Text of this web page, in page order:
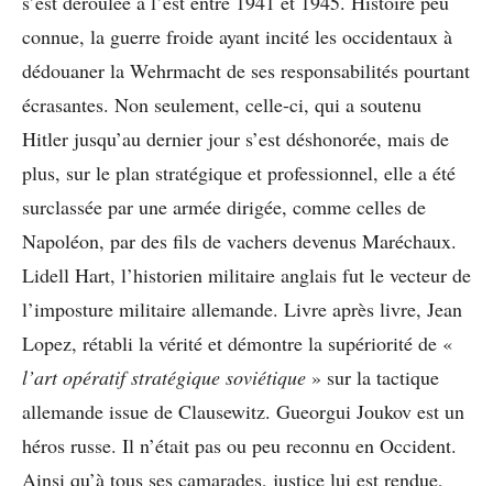
connue, la guerre froide ayant incité les occidentaux à
dédouaner la Wehrmacht de ses responsabilités pourtant
écrasantes. Non seulement, celle-ci, qui a soutenu
Hitler jusqu’au dernier jour s’est déshonorée, mais de
plus, sur le plan stratégique et professionnel, elle a été
surclassée par une armée dirigée, comme celles de
Napoléon, par des fils de vachers devenus Maréchaux.
Lidell Hart, l’historien militaire anglais fut le vecteur de
l’imposture militaire allemande. Livre après livre, Jean
Lopez, rétabli la vérité et démontre la supériorité de «
l’art opératif stratégique soviétique » sur la tactique
allemande issue de Clausewitz. Gueorgui Joukov est un
héros russe. Il n’était pas ou peu reconnu en Occident.
Ainsi qu’à tous ses camarades, justice lui est rendue,